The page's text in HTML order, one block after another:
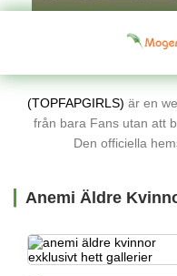
(TOPFAPGIRLS) är en
från bara Fans utan att
Den officiella
Anemi Äldre